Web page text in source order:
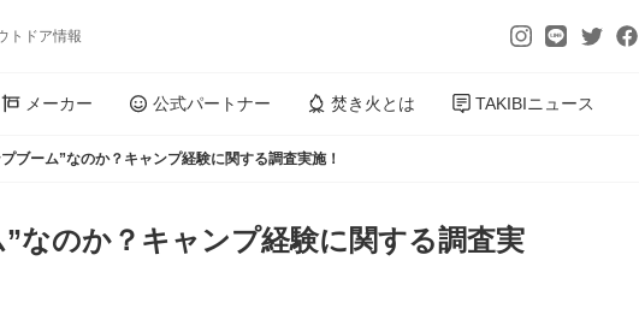
トドア情報
メーカー 公式パートナー 焚き火とは TAKIBIニュース
ブーム”なのか？キャンプ経験に関する調査実施！
なのか？キャンプ経験に関する調査実